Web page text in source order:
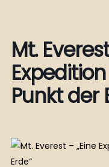
Mt.
Punkt der